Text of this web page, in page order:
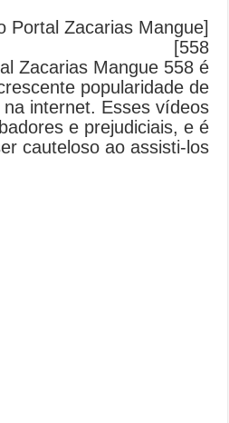
Portal Zacarias Mangue
558]
Zacarias Mangue 558 é
popularidade de
internet. Esses vídeos
e prejudiciais, e é
cauteloso ao assisti-los.